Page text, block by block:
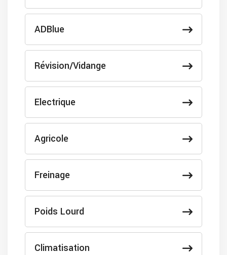
ADBlue
Révision/Vidange
Electrique
Agricole
Freinage
Poids Lourd
Climatisation